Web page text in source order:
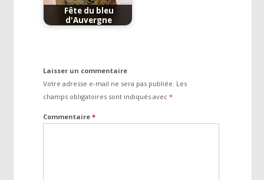
Fête du bleu
d'Auvergne
Laisser un commentaire
Votre adresse e-mail ne sera pas publiée. Les
champs obligatoires sont indiqués avec*
Commentaire*